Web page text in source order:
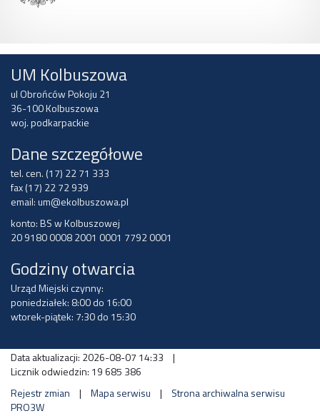
UM Kolbuszowa
ul Obrońców Pokoju 21
36-100 Kolbuszowa
woj. podkarpackie
Dane szczegółowe
tel. cen. (17) 22 71 333
fax (17) 22 72 939
email:um@ekolbuszowa.pl
konto: BS w Kolbuszowej
20 9180 0008 2001 0001 7792 0001
Godziny otwarcia
Urząd Miejski czynny:
poniedziałek: 8:00 do 16:00
wtorek-piątek: 7:30 do 15:30
Data aktualizacji: 2026-08-07 14:33
|
Licznik odwiedzin: 19 685 386
Rejestr zmian
| Mapa serwisu |
Strona archiwalna serwisu
PRO3W